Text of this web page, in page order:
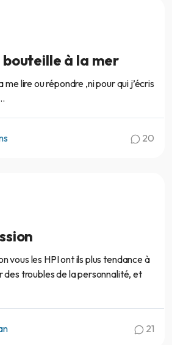
bouteille à la mer
me lire ou répondre ,ni pour qui j’écris
20
vous les HPI ont ils plus tendance à
des troubles de la personnalité, et
21